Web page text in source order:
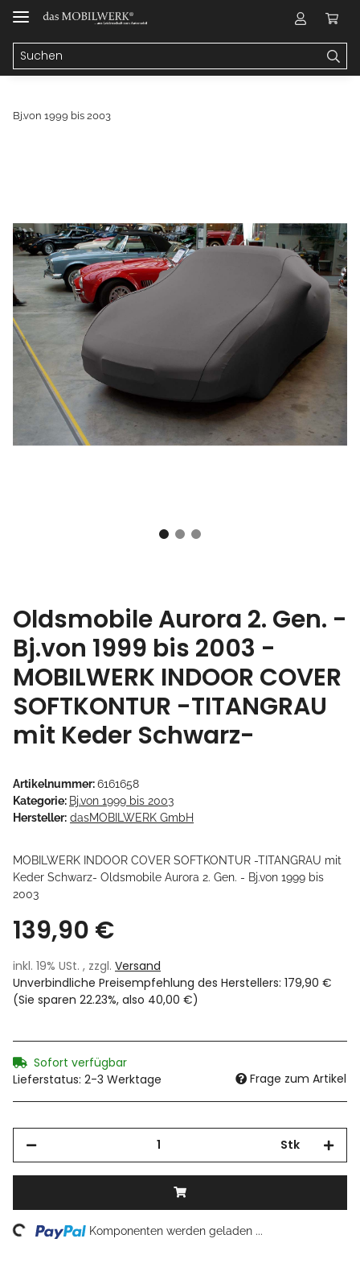
Bj.von 1999 bis 2003
Oldsmobile Aurora 2. Gen. -
Bj.von 1999 bis 2003 -
MOBILWERK INDOOR COVER
SOFTKONTUR -TITANGRAU
mit Keder Schwarz-
Artikelnummer:6161658
Kategorie: Bj.von 1999 bis 2003
Hersteller: dasMOBILWERK GmbH
MOBILWERK INDOOR COVER SOFTKONTUR -TITANGRAU mit
Keder Schwarz- Oldsmobile Aurora 2. Gen. - Bj.von 1999 bis
2003
139,90 €
inkl. 19% USt. , zzgl. Versand
Unverbindliche Preisempfehlung des Herstellers: 179,90 €
(Sie sparen 22.23%, also 40,00 €)
Sofort verfügbar
Lieferstatus: 2-3 Werktage
Frage zum Artikel
Stk
Loading... Komponenten werden geladen ...